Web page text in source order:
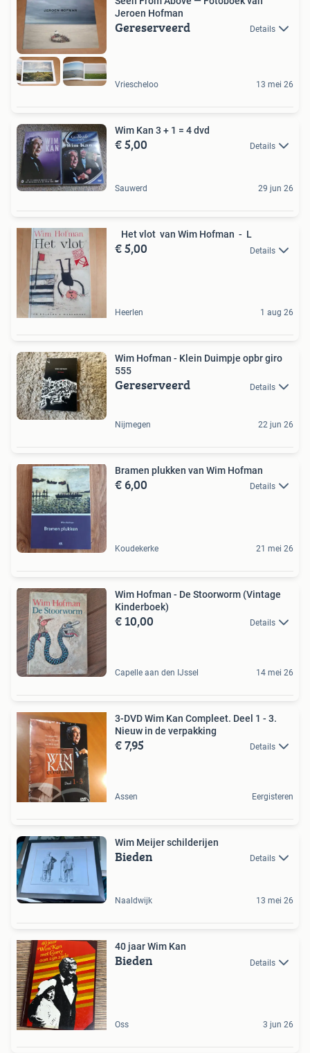
Jeroen Hofman
Gereserveerd Details
Vriescheloo 13 mei 26
Wim Kan 3 + 1 = 4 dvd
€ 5,00 Details
Sauwerd 29 jun 26
Het vlot van Wim Hofman - L
€ 5,00 Details
Heerlen 1 aug 26
Wim Hofman - Klein Duimpje opbr giro
555
Gereserveerd Details
Nijmegen 22 jun 26
Bramen plukken van Wim Hofman
€ 6,00 Details
Koudekerke 21 mei 26
Wim Hofman - De Stoorworm (Vintage
Kinderboek)
€ 10,00 Details
Capelle aan den IJssel 14 mei 26
3-DVD Wim Kan Compleet. Deel 1 - 3.
Nieuw in de verpakking
€ 7,95 Details
Assen Eergisteren
Wim Meijer schilderijen
Bieden Details
Naaldwijk 13 mei 26
40 jaar Wim Kan
Bieden Details
Oss 3 jun 26